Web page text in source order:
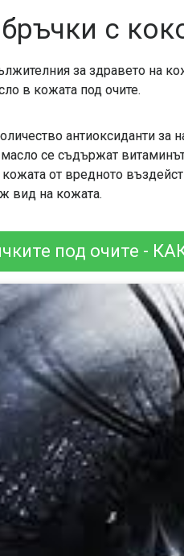
с
за здравето на
в кожата под очите.
антиоксиданти за
се съдържат
от вредното
вид на кожата.
под очите -